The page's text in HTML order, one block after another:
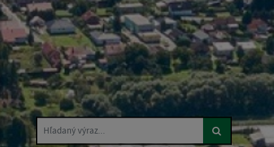
Hľadaný výraz...